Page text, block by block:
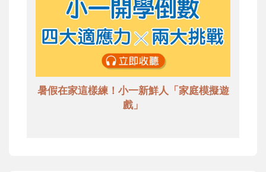
暑假在家這樣練！小一新鮮人「家庭模擬遊
戲」